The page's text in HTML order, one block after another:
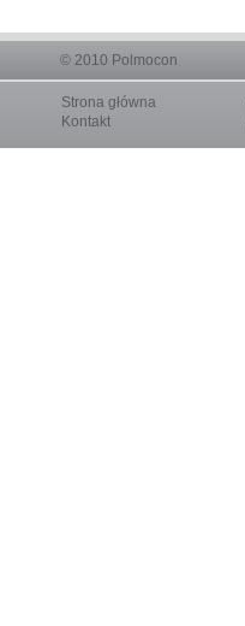
© 2010 Polmocon
Strona główna
Kontakt